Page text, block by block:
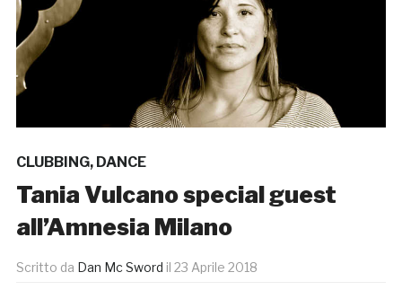
CLUBBING, DANCE
Tania Vulcano special guest
all’Amnesia Milano
Scritto da Dan Mc Sword il 23 Aprile 2018